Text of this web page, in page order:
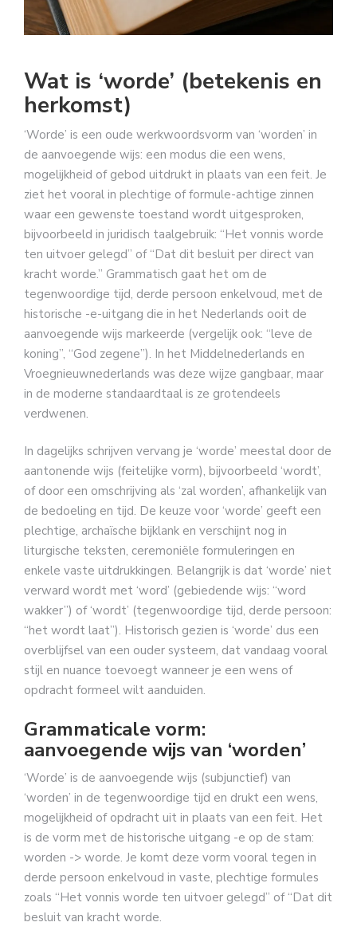
Wat is ‘worde’ (betekenis en
herkomst)
‘Worde’ is een oude werkwoordsvorm van ‘worden’ in
de aanvoegende wijs: een modus die een wens,
mogelijkheid of gebod uitdrukt in plaats van een feit. Je
ziet het vooral in plechtige of formule-achtige zinnen
waar een gewenste toestand wordt uitgesproken,
bijvoorbeeld in juridisch taalgebruik: “Het vonnis worde
ten uitvoer gelegd” of “Dat dit besluit per direct van
kracht worde.” Grammatisch gaat het om de
tegenwoordige tijd, derde persoon enkelvoud, met de
historische -e-uitgang die in het Nederlands ooit de
aanvoegende wijs markeerde (vergelijk ook: “leve de
koning”, “God zegene”). In het Middelnederlands en
Vroegnieuwnederlands was deze wijze gangbaar, maar
in de moderne standaardtaal is ze grotendeels
verdwenen.
In dagelijks schrijven vervang je ‘worde’ meestal door de
aantonende wijs (feitelijke vorm), bijvoorbeeld ‘wordt’,
of door een omschrijving als ‘zal worden’, afhankelijk van
de bedoeling en tijd. De keuze voor ‘worde’ geeft een
plechtige, archaïsche bijklank en verschijnt nog in
liturgische teksten, ceremoniële formuleringen en
enkele vaste uitdrukkingen. Belangrijk is dat ‘worde’ niet
verward wordt met ‘word’ (gebiedende wijs: “word
wakker”) of ‘wordt’ (tegenwoordige tijd, derde persoon:
“het wordt laat”). Historisch gezien is ‘worde’ dus een
overblijfsel van een ouder systeem, dat vandaag vooral
stijl en nuance toevoegt wanneer je een wens of
opdracht formeel wilt aanduiden.
Grammaticale vorm:
aanvoegende wijs van ‘worden’
‘Worde’ is de aanvoegende wijs (subjunctief) van
‘worden’ in de tegenwoordige tijd en drukt een wens,
mogelijkheid of opdracht uit in plaats van een feit. Het
is de vorm met de historische uitgang -e op de stam:
worden -> worde. Je komt deze vorm vooral tegen in
derde persoon enkelvoud in vaste, plechtige formules
zoals “Het vonnis worde ten uitvoer gelegd” of “Dat dit
besluit van kracht worde.